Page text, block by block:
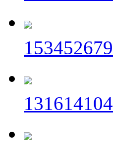
153452679
131614104